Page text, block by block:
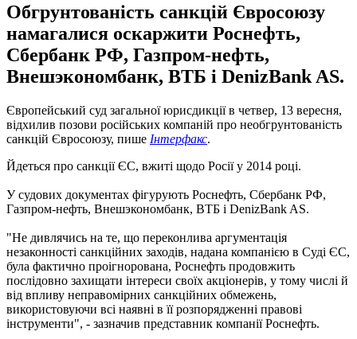
Обгрунтованість санкцій Євросоюзу
намагалися оскаржити Роснефть,
Сбербанк РФ, Газпром-нефть,
Внешэкономбанк, ВТБ і DenizBank AS.
Європейський суд загальної юрисдикції в четвер, 13 вересня,
відхилив позови російських компаній про необгрунтованість
санкцій Євросоюзу, пише Інтерфакс.
Йдеться про санкції ЄС, вжиті щодо Росії у 2014 році.
У судових документах фігурують Роснефть, Сбербанк РФ,
Газпром-нефть, Внешэкономбанк, ВТБ і DenizBank AS.
"Не дивлячись на те, що переконлива аргументація
незаконності санкційних заходів, надана компанією в Суді ЄС,
була фактично проігнорована, Роснефть продовжить
послідовно захищати інтереси своїх акціонерів, у тому числі й
від впливу неправомірних санкційних обмежень,
використовуючи всі наявні в її розпорядженні правові
інструменти", - зазначив представник компанії Роснефть.